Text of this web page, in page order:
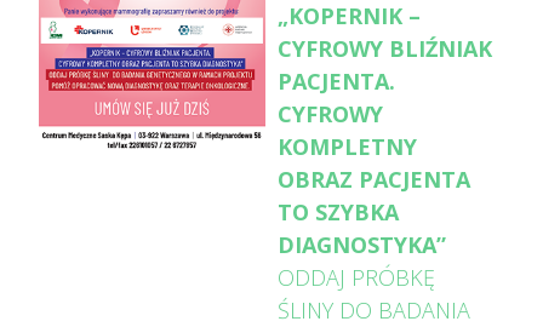
„KOPERNIK –
CYFROWY BLIŹNIAK
PACJENTA.
CYFROWY
KOMPLETNY
OBRAZ PACJENTA
TO SZYBKA
DIAGNOSTYKA”
ODDAJ PRÓBKĘ
ŚLINY DO BADANIA